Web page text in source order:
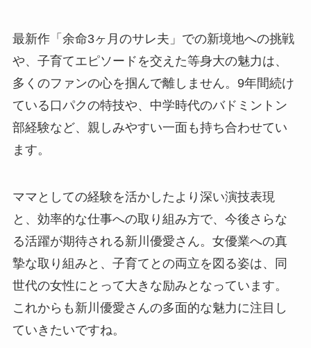
最新作「余命3ヶ月のサレ夫」での新境地への挑戦
や、子育てエピソードを交えた等身大の魅力は、
多くのファンの心を掴んで離しません。9年間続け
ている口パクの特技や、中学時代のバドミントン
部経験など、親しみやすい一面も持ち合わせてい
ます。
ママとしての経験を活かしたより深い演技表現
と、効率的な仕事への取り組み方で、今後さらな
る活躍が期待される新川優愛さん。女優業への真
摯な取り組みと、子育てとの両立を図る姿は、同
世代の女性にとって大きな励みとなっています。
これからも新川優愛さんの多面的な魅力に注目し
ていきたいですね。